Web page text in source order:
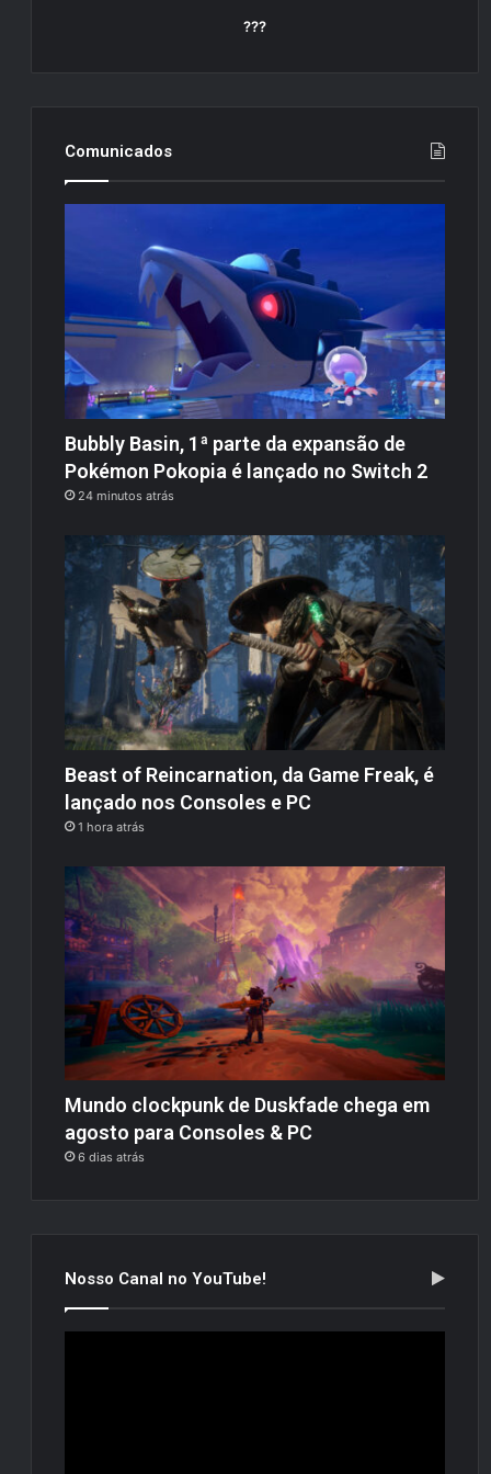
???
Comunicados
Bubbly Basin, 1ª parte da expansão de
Pokémon Pokopia é lançado no Switch 2
24 minutos atrás
Beast of Reincarnation, da Game Freak, é
lançado nos Consoles e PC
1 hora atrás
Mundo clockpunk de Duskfade chega em
agosto para Consoles & PC
6 dias atrás
Nosso Canal no YouTube!